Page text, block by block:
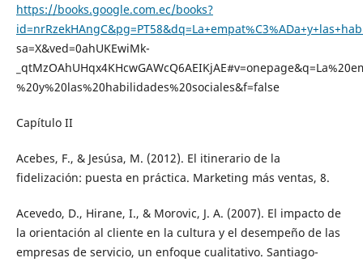
https://books.google.com.ec/books?
sa=X&ved=0ahUKEwiMk-
%20y%20las%20habilidades%20sociales&f=false
Capítulo II
Acebes, F., & Jesúsa, M. (2012). El itinerario de la
fidelización: puesta en práctica. Marketing más ventas, 8.
Acevedo, D., Hirane, I., & Morovic, J. A. (2007). El impacto de
la orientación al cliente en la cultura y el desempeño de las
empresas de servicio, un enfoque cualitativo. Santiago-